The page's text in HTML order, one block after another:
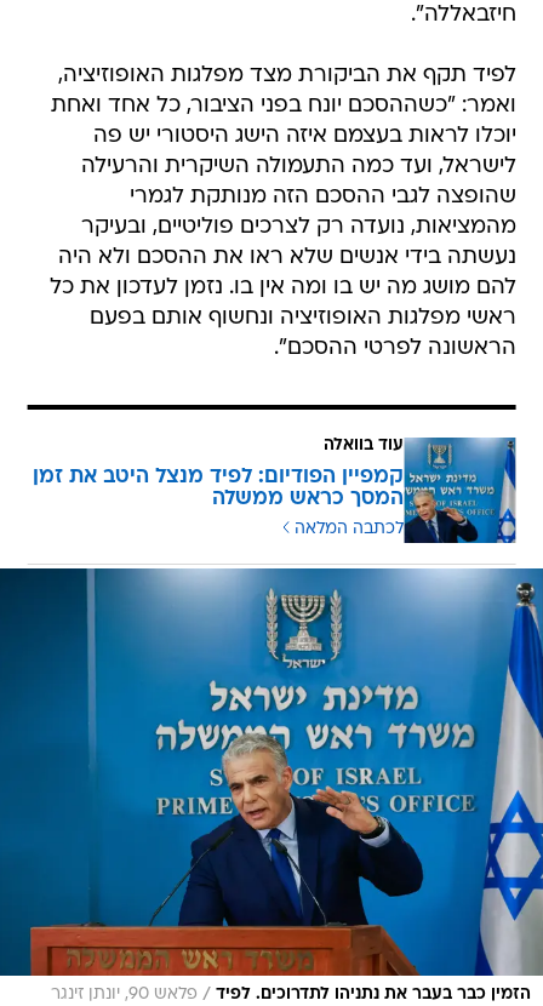
חיזבאללה".
לפיד תקף את הביקורת מצד מפלגות האופוזיציה,
ואמר: "כשההסכם יונח בפני הציבור, כל אחד ואחת
יוכלו לראות בעצמם איזה הישג היסטורי יש פה
לישראל, ועד כמה התעמולה השיקרית והרעילה
שהופצה לגבי ההסכם הזה מנותקת לגמרי
מהמציאות, נועדה רק לצרכים פוליטיים, ובעיקר
נעשתה בידי אנשים שלא ראו את ההסכם ולא היה
להם מושג מה יש בו ומה אין בו. נזמן לעדכון את כל
ראשי מפלגות האופוזיציה ונחשוף אותם בפעם
הראשונה לפרטי ההסכם".
עוד בוואלה
קמפיין הפודיום: לפיד מנצל היטב את זמן
המסך כראש ממשלה
לכתבה המלאה
הזמין כבר בעבר את נתניהו לתדרוכים. לפיד / פלאש 90, יונתן זינגר